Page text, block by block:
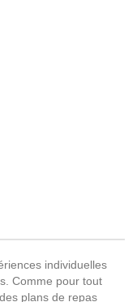
individuelles
Comme pour tout
plans de repas